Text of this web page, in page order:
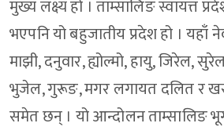
मुख्य लक्ष्य हो । ताम्सालिङ स्वायत्त
भएपनि यो बहुजातीय प्रदेश हो । यहाँ
माझी, दनुवार, ह्योल्मो, हायु, जिरेल,
भुजेल, गुरूङ, मगर लगायत दलित र
समेत छन् । यो आन्दोलन ताम्सालिङ